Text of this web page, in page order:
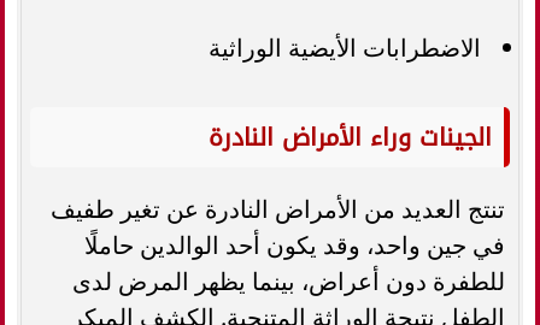
الاضطرابات الأيضية الوراثية
الجينات وراء الأمراض النادرة
تنتج العديد من الأمراض النادرة عن تغير طفيف
في جين واحد، وقد يكون أحد الوالدين حاملًا
للطفرة دون أعراض، بينما يظهر المرض لدى
الطفل نتيجة الوراثة المتنحية. الكشف المبكر